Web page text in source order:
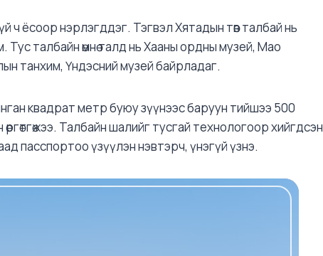
ч ёсоор нэрлэгддэг. Тэгвэл Хятадын төв талбай нь
талбайн өмнө талд нь Хааны ордны музей, Мао
танхим, Үндэсний музей байрладаг.
квадрат метр буюу зүүнээс баруун тийшээ 500
Талбайн шалийг тусгай технологоор хийгдсэн
пасспортоо үзүүлэн нэвтэрч, үнэгүй үзнэ.